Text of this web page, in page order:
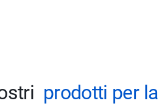
prodotti per